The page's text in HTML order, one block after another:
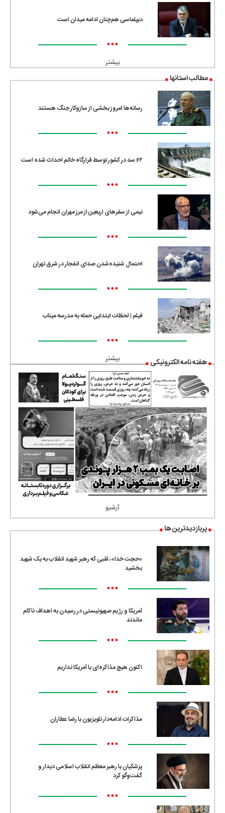
دیپلماسی هم‌چنان ادامه میدان است
•••
بیشتر
مطالب استانها
رسانه‌ها امروز بخشی از سازوکار جنگ هستند
•••
۶۲ سد در کشور توسط قرارگاه خاتم احداث شده است
•••
نیمی از سفرهای اربعین از مرز مهران انجام می‌شود
•••
احتمال شنیده‌شدن صدای انفجار در شرق تهران
•••
فیلم | لحظات ابتدایی حمله به مدرسه میناب
•••
بیشتر هفته نامه الکترونیکی
آرشیو
پربازدیدترین ها
«حجت خدا»، لقبی که رهبر شهید انقلاب به یک شهید
بخشید
•••
آمریکا و رژیم صهیونیستی در رسیدن به اهداف ناکام
ماندند
•••
اکنون هیچ مذاکره‌ای با آمریکا نداریم
•••
مذاکرات ادامه‌دار تلویزیون با رضا عطاران
•••
پزشکیان با رهبر معظم انقلاب اسلامی دیدار و
گفت‌وگو کرد
•••